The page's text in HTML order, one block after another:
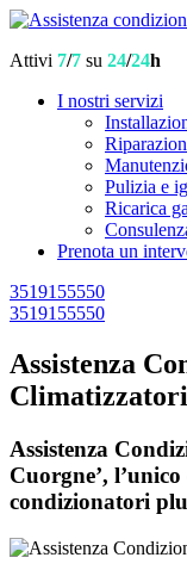
Attivi 7/7 su 24/24h
I nostri servizi
Pulizia e
Ricarica
Prenota un
3519155550
3519155550
Assistenza
Assistenza
Cuorgne’,
condizionatori